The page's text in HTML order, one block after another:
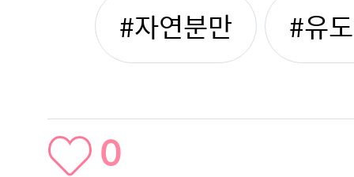
#자연분만 #유
0